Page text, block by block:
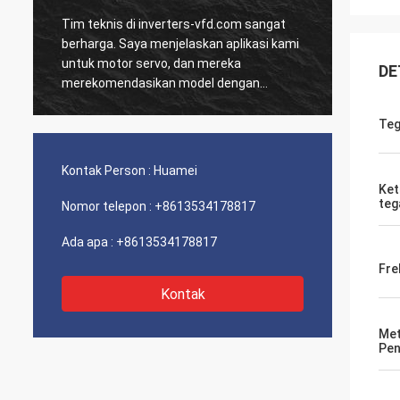
Tim teknis di inverters-vfd.com sangat
berharga. Saya menjelaskan aplikasi kami
untuk motor servo, dan mereka
merekomendasikan model dengan
respons dinamis yang unggul.
Kontak Person : Huamei
Nomor telepon : +8613534178817
Ada apa : +8613534178817
Kontak